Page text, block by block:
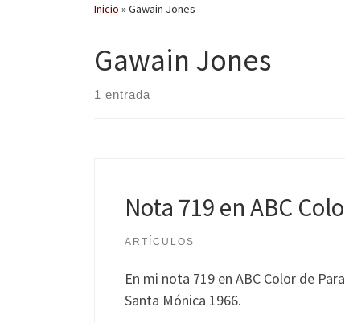
Inicio »Gawain Jones
Gawain Jones
1 entrada
Nota 719 en ABC
ARTÍCULOS
En mi nota 719 en ABC Color de
Santa Mónica 1966.